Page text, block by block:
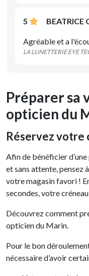
5 BEATRICE
Agréable et a
LA LUNETTERIE EYE
Préparer sa
opticien du
Réservez votre
Afin de bénéficier
et sans attente, pensez
votre magasin favori !
secondes, votre
Découvrez comment
opticien du Marin.
Pour le bon
nécessaire d’avoir